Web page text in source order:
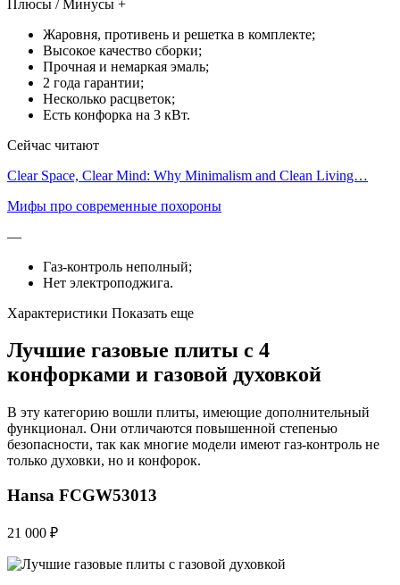
Плюсы / Минусы +
Жаровня, противень и решетка в комплекте;
Высокое качество сборки;
Прочная и немаркая эмаль;
2 года гарантии;
Несколько расцветок;
Есть конфорка на 3 кВт.
Сейчас читают
Clear Space, Clear Mind: Why Minimalism and Clean Living…
Мифы про современные похороны
—
Газ-контроль неполный;
Нет электроподжига.
Характеристики Показать еще
Лучшие газовые плиты с 4
конфорками и газовой духовкой
В эту категорию вошли плиты, имеющие дополнительный
функционал. Они отличаются повышенной степенью
безопасности, так как многие модели имеют газ-контроль не
только духовки, но и конфорок.
Hansa FCGW53013
21 000 ₽